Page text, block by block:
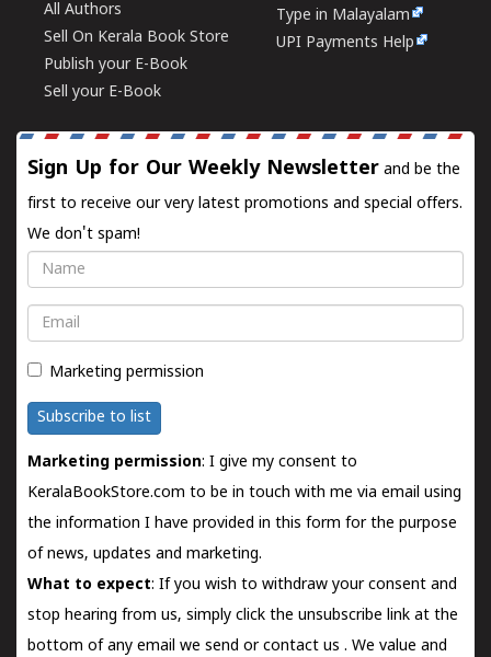
All Authors
Sell On Kerala Book Store
Publish your E-Book
Sell your E-Book
Type in Malayalam
UPI Payments Help
Sign Up for Our Weekly Newsletter and be the
first to receive our very latest promotions and special offers.
We don't spam!
Name
Email
Marketing permission
Subscribe to list
Marketing permission: I give my consent to
KeralaBookStore.com to be in touch with me via email using
the information I have provided in this form for the purpose
of news, updates and marketing.
What to expect: If you wish to withdraw your consent and
stop hearing from us, simply click the unsubscribe link at the
bottom of any email we send orcontact us . We value and